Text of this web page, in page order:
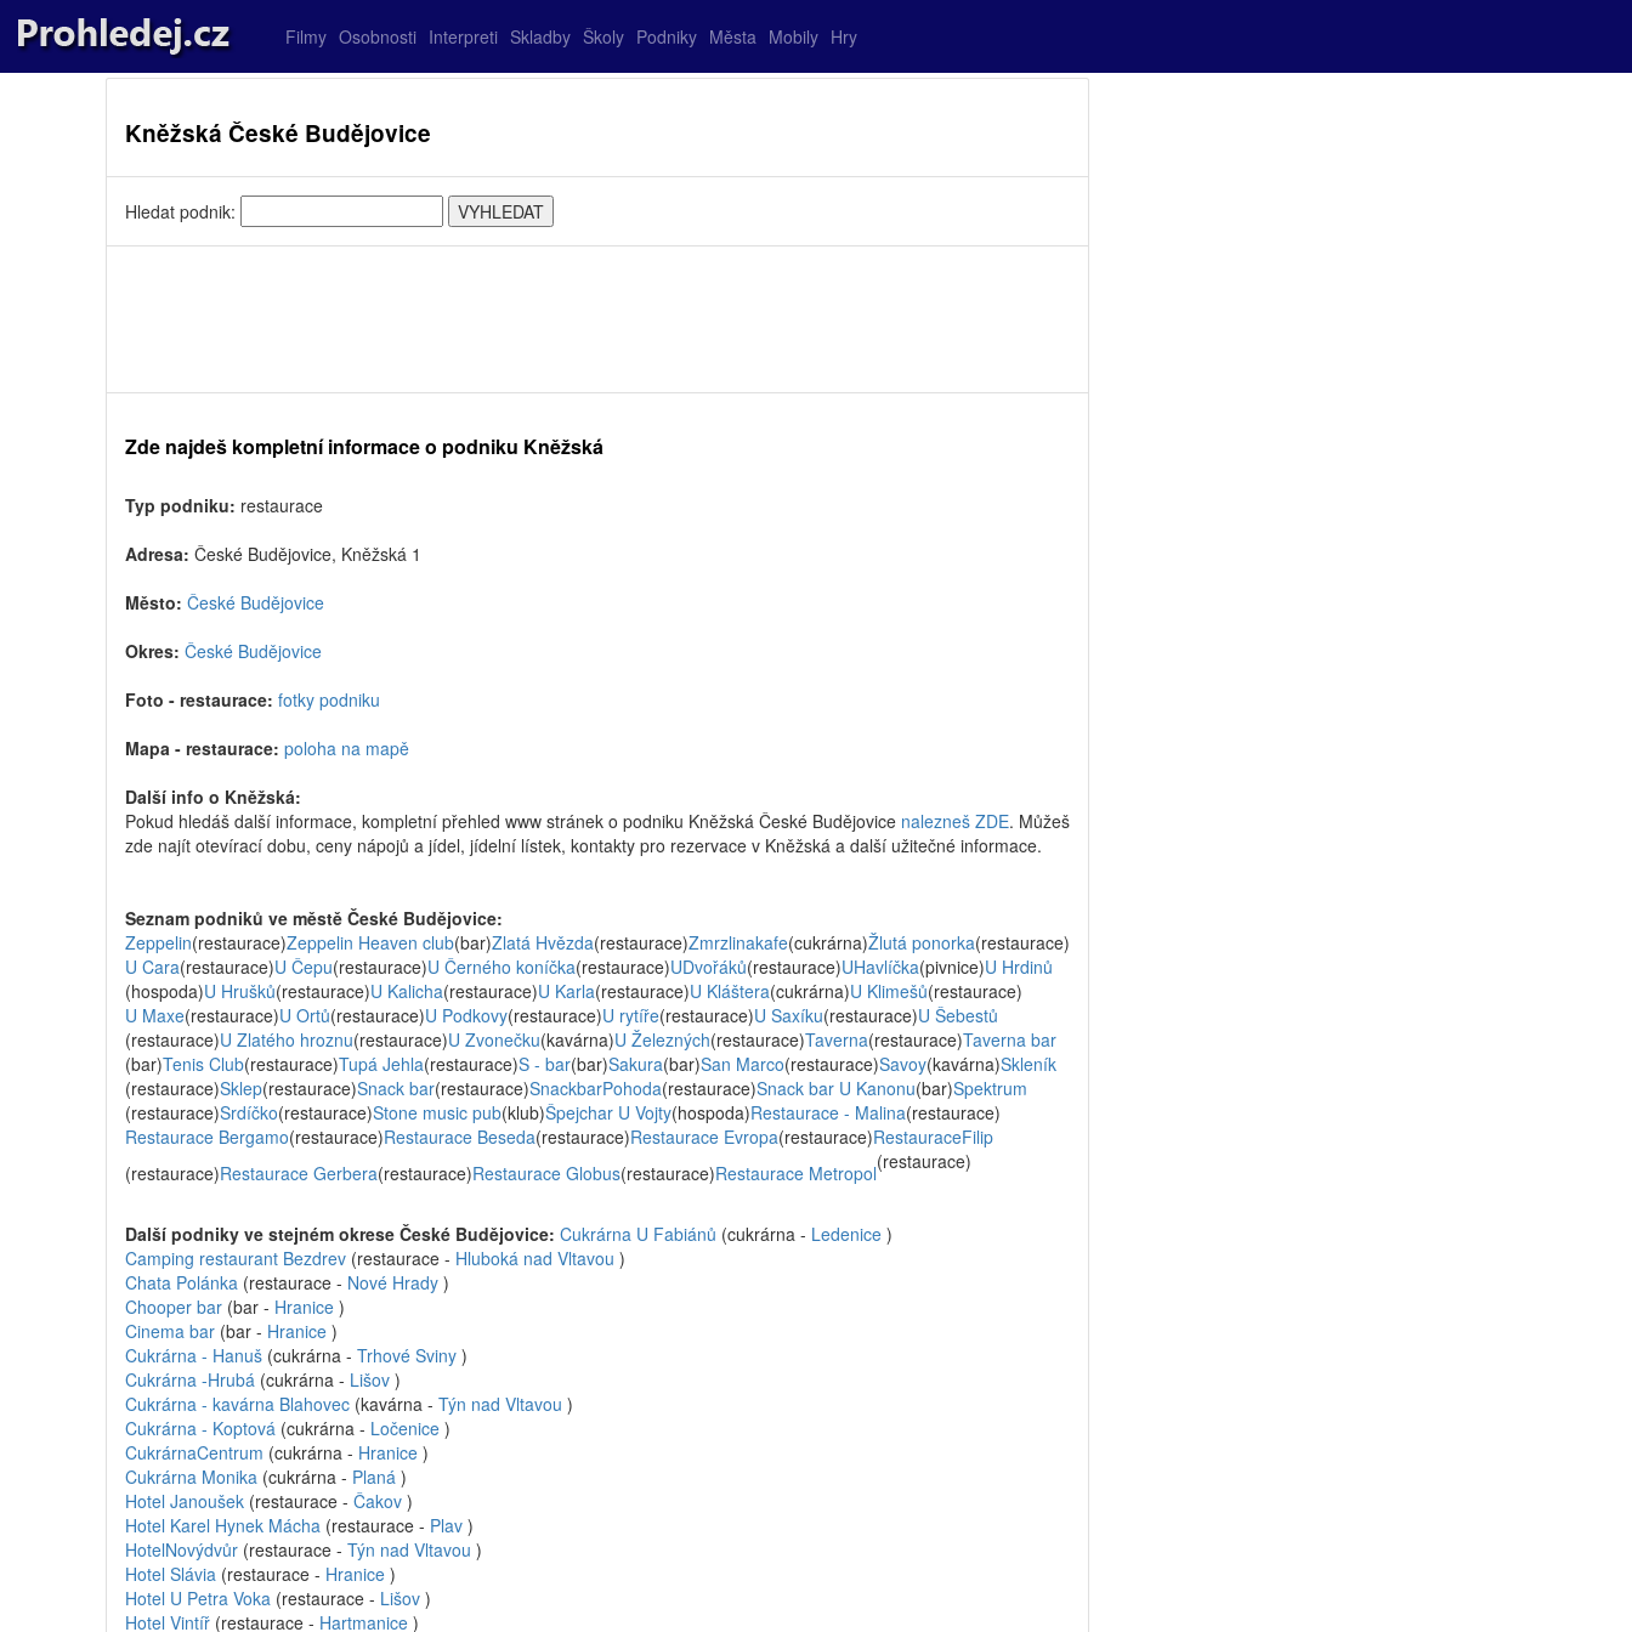
Filmy Osobnosti Interpreti Skladby Školy Podniky Města Mobily Hry
Kněžská České Budějovice
Hledat podnik:
Zde najdeš kompletní informace o podniku Kněžská
Typ podniku: restaurace
Adresa: České Budějovice, Kněžská 1
Město: České Budějovice
Okres: České Budějovice
Foto - restaurace: fotky podniku
Mapa - restaurace: poloha na mapě
Další info o Kněžská:
Pokud hledáš další informace, kompletní přehled www stránek o podniku Kněžská České Budějovice nalezneš ZDE. Můžeš
zde najít otevírací dobu, ceny nápojů a jídel, jídelní lístek, kontakty pro rezervace v Kněžská a další užitečné informace.
Seznam podniků ve městě České Budějovice:
Zeppelin(restaurace)Zeppelin Heaven club(bar)Zlatá Hvězda(restaurace)Zmrzlinakafe(cukrárna)Žlutá ponorka(restaurace)
U Cara(restaurace)U Čepu(restaurace)U Černého koníčka(restaurace)UDvořáků(restaurace)UHavlíčka(pivnice)U Hrdinů
(hospoda)U Hrušků(restaurace)U Kalicha(restaurace)U Karla(restaurace)U Kláštera(cukrárna)U Klimešů(restaurace)
U Maxe(restaurace)U Ortů(restaurace)U Podkovy(restaurace)U rytíře(restaurace)U Saxíku(restaurace)U Šebestů
(restaurace)U Zlatého hroznu(restaurace)U Zvonečku(kavárna)U Železných(restaurace)Taverna(restaurace)Taverna bar
(bar)Tenis Club(restaurace)Tupá Jehla(restaurace)S - bar(bar)Sakura(bar)San Marco(restaurace)Savoy(kavárna)Skleník
(restaurace)Sklep(restaurace)Snack bar(restaurace)SnackbarPohoda(restaurace)Snack bar U Kanonu(bar)Spektrum
(restaurace)Srdíčko(restaurace)Stone music pub(klub)Špejchar U Vojty(hospoda)Restaurace - Malina(restaurace)
Restaurace Bergamo(restaurace)Restaurace Beseda(restaurace)Restaurace Evropa(restaurace)RestauraceFilip
(restaurace)Restaurace Gerbera(restaurace)Restaurace Globus(restaurace)Restaurace Metropol(restaurace)
Další podniky ve stejném okrese České Budějovice: Cukrárna U Fabiánů (cukrárna - Ledenice )
Camping restaurant Bezdrev (restaurace - Hluboká nad Vltavou )
Chata Polánka (restaurace - Nové Hrady )
Chooper bar (bar - Hranice )
Cinema bar (bar - Hranice )
Cukrárna - Hanuš (cukrárna - Trhové Sviny )
Cukrárna -Hrubá (cukrárna - Lišov )
Cukrárna - kavárna Blahovec (kavárna - Týn nad Vltavou )
Cukrárna - Koptová (cukrárna - Ločenice )
CukrárnaCentrum (cukrárna - Hranice )
Cukrárna Monika (cukrárna - Planá )
Hotel Janoušek (restaurace - Čakov )
Hotel Karel Hynek Mácha (restaurace - Plav )
HotelNovýdvůr (restaurace - Týn nad Vltavou )
Hotel Slávia (restaurace - Hranice )
Hotel U Petra Voka (restaurace - Lišov )
Hotel Vintíř (restaurace - Hartmanice )